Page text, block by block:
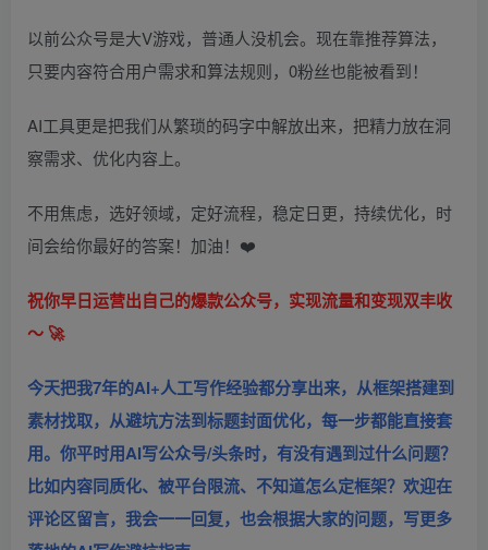
以前公众号是大V游戏，普通人没机会。现在靠推荐算法，
只要内容符合用户需求和算法规则，0粉丝也能被看到！
AI工具更是把我们从繁琐的码字中解放出来，把精力放在洞
察需求、优化内容上。
不用焦虑，选好领域，定好流程，稳定日更，持续优化，时
间会给你最好的答案！加油！❤️
祝你早日运营出自己的爆款公众号，实现流量和变现双丰收
～ 🚀
今天把我7年的AI+人工写作经验都分享出来，从框架搭建到
素材找取，从避坑方法到标题封面优化，每一步都能直接套
用。你平时用AI写公众号/头条时，有没有遇到过什么问题？
比如内容同质化、被平台限流、不知道怎么定框架？欢迎在
评论区留言，我会一一回复，也会根据大家的问题，写更多